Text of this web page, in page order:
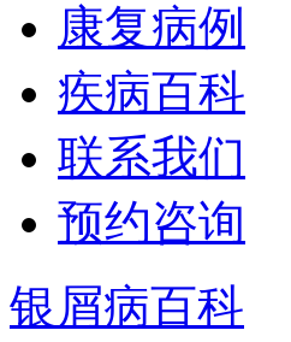
康复病例
疾病百科
联系我们
预约咨询
银屑病百科